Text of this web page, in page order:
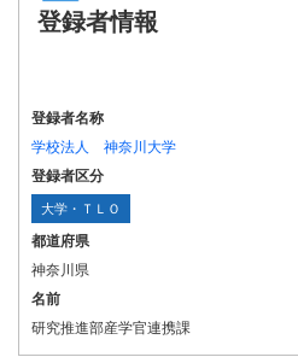
登録者情報
登録者名称
学校法人 神奈川大学
登録者区分
大学・ＴＬＯ
都道府県
神奈川県
名前
研究推進部産学官連携課